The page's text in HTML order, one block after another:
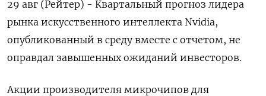
29 авг (Рейтер) - Квартальный прогноз лидера
рынка искусственного интеллекта Nvidia,
опубликованный в среду вместе с отчетом, не
оправдал завышенных ожиданий инвесторов.
Акции производителя микрочипов для